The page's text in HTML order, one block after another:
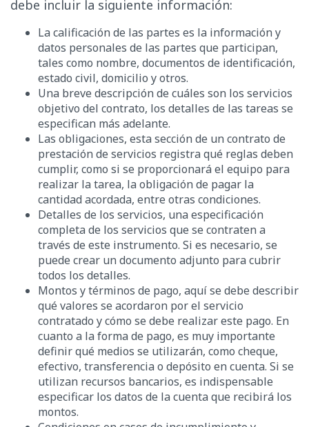
debe incluir la siguiente información:
La calificación de las partes es la información y
datos personales de las partes que participan,
tales como nombre, documentos de identificación,
estado civil, domicilio y otros.
Una breve descripción de cuáles son los servicios
objetivo del contrato, los detalles de las tareas se
especifican más adelante.
Las obligaciones, esta sección de un contrato de
prestación de servicios registra qué reglas deben
cumplir, como si se proporcionará el equipo para
realizar la tarea, la obligación de pagar la
cantidad acordada, entre otras condiciones.
Detalles de los servicios, una especificación
completa de los servicios que se contraten a
través de este instrumento. Si es necesario, se
puede crear un documento adjunto para cubrir
todos los detalles.
Montos y términos de pago, aquí se debe describir
qué valores se acordaron por el servicio
contratado y cómo se debe realizar este pago. En
cuanto a la forma de pago, es muy importante
definir qué medios se utilizarán, como cheque,
efectivo, transferencia o depósito en cuenta. Si se
utilizan recursos bancarios, es indispensable
especificar los datos de la cuenta que recibirá los
montos.